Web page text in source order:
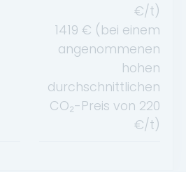
€/t)
1419 € (bei einem
angenommenen
hohen
durchschnittlichen
CO₂-Preis von 220
€/t)